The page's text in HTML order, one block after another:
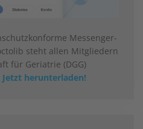
Messenger-
steht allen Mitgliedern
für Geriatrie (DGG)
Jetzt herunterladen!